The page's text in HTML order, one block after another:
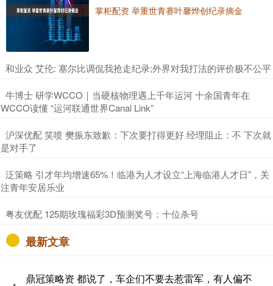
掌柜配资 举重世青赛叶馨烨创纪录摘金
​和业众 艾伦: 塞尔比调侃我抢走纪录;外界对我打法的评价极不公平
​牛博士 研学WCCO｜当硬核物理遇上千年运河 十余国青年在
WCCO读懂 “运河联通世界Canal Link”
​沪深优配 笑喷 樊振东致歉：下次要打得更好 经理阻止：不 下次就
是对手了
​泛策略 引才年均增速65%！临港为人才设立“上海临港人才日”，关
注青年安居乐业
​粤友优配 125期玫瑰福彩3D预测奖号：十位杀号
最新文章
鼎冠策略资 都说了，车企们不要去惹雷军，有人偏不